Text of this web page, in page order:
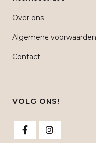
Over ons
Algemene voorwaarden
Contact
VOLG ONS!